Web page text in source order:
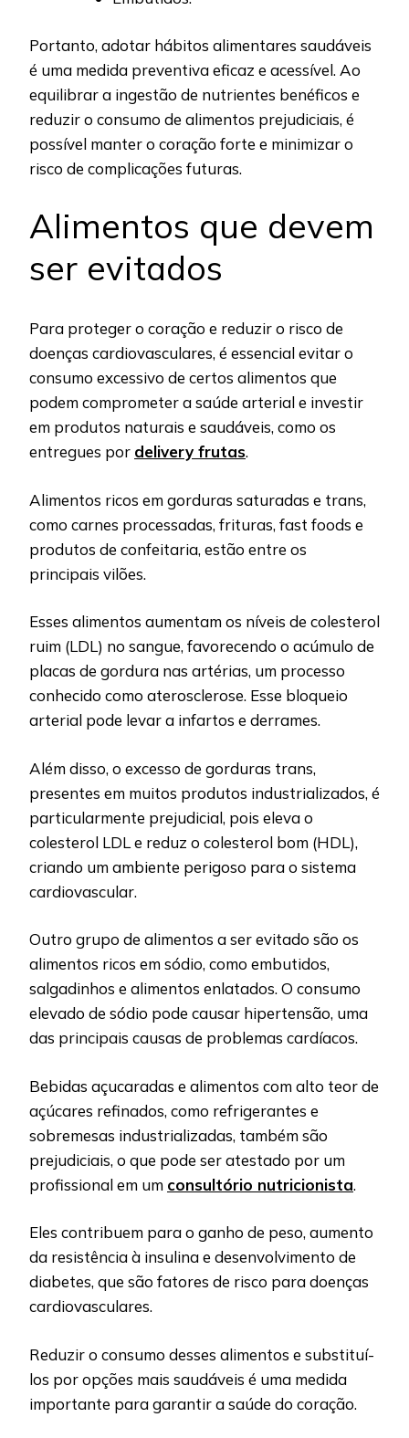
Portanto, adotar hábitos alimentares saudáveis
é uma medida preventiva eficaz e acessível. Ao
equilibrar a ingestão de nutrientes benéficos e
reduzir o consumo de alimentos prejudiciais, é
possível manter o coração forte e minimizar o
risco de complicações futuras.
Alimentos que devem
ser evitados
Para proteger o coração e reduzir o risco de
doenças cardiovasculares, é essencial evitar o
consumo excessivo de certos alimentos que
podem comprometer a saúde arterial e investir
em produtos naturais e saudáveis, como os
entregues por delivery frutas.
Alimentos ricos em gorduras saturadas e trans,
como carnes processadas, frituras, fast foods e
produtos de confeitaria, estão entre os
principais vilões.
Esses alimentos aumentam os níveis de colesterol
ruim (LDL) no sangue, favorecendo o acúmulo de
placas de gordura nas artérias, um processo
conhecido como aterosclerose. Esse bloqueio
arterial pode levar a infartos e derrames.
Além disso, o excesso de gorduras trans,
presentes em muitos produtos industrializados, é
particularmente prejudicial, pois eleva o
colesterol LDL e reduz o colesterol bom (HDL),
criando um ambiente perigoso para o sistema
cardiovascular.
Outro grupo de alimentos a ser evitado são os
alimentos ricos em sódio, como embutidos,
salgadinhos e alimentos enlatados. O consumo
elevado de sódio pode causar hipertensão, uma
das principais causas de problemas cardíacos.
Bebidas açucaradas e alimentos com alto teor de
açúcares refinados, como refrigerantes e
sobremesas industrializadas, também são
prejudiciais, o que pode ser atestado por um
profissional em um consultório nutricionista.
Eles contribuem para o ganho de peso, aumento
da resistência à insulina e desenvolvimento de
diabetes, que são fatores de risco para doenças
cardiovasculares.
Reduzir o consumo desses alimentos e substituí-
los por opções mais saudáveis é uma medida
importante para garantir a saúde do coração.